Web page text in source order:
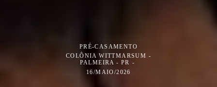
PRÉ-CASAMENTO
COLÔNIA WITTMARSUM -
PALMEIRA - PR
16/MAIO/2026